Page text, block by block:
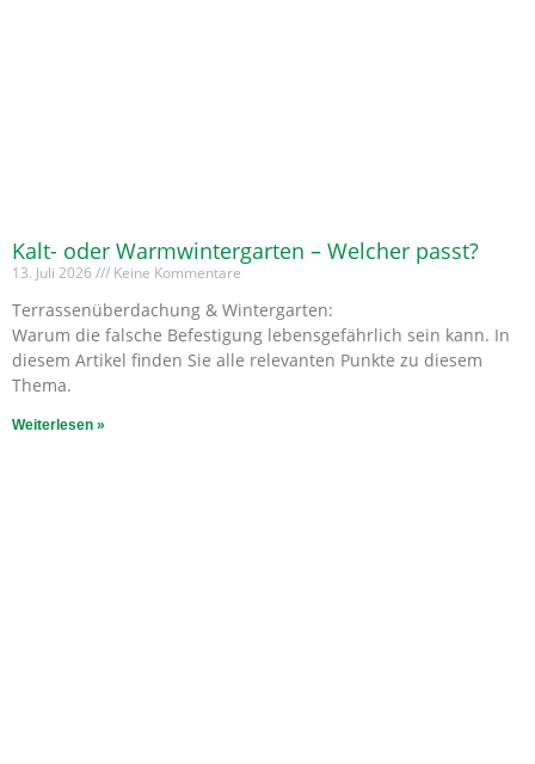
Kalt- oder Warmwintergarten – Welcher passt?
13. Juli 2026 Keine Kommentare
Terrassenüberdachung & Wintergarten:
Warum die falsche Befestigung lebensgefährlich sein kann. In
diesem Artikel finden Sie alle relevanten Punkte zu diesem
Thema.
Weiterlesen »